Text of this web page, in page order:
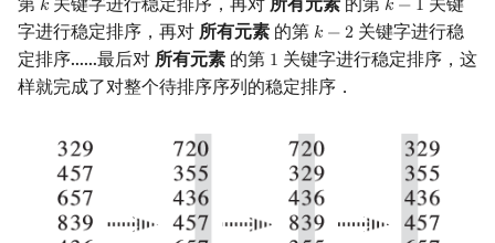
𝑘
k 𝑘 − 1
k−1
字进行稳定排序，再对 所有元素 的第 𝑘 −2
k−2
关键字进行稳
定排序……最后对 所有元素 的第 1
1 关键字进行稳定排序，这
样就完成了对整个待排序序列的稳定排序．